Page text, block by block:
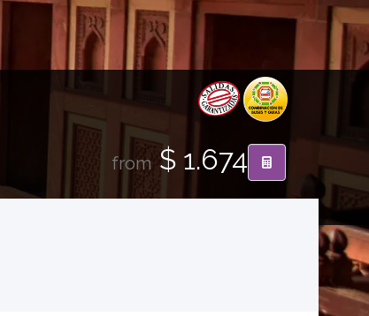
from $ 1.674